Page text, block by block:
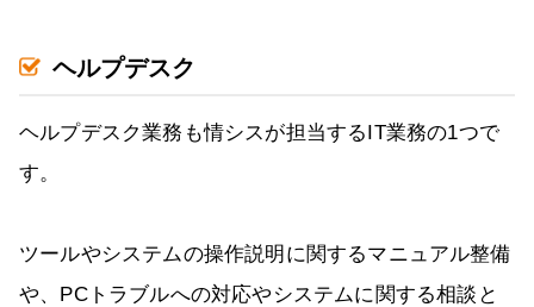
ヘルプデスク
ヘルプデスク業務も情シスが担当するIT業務の1つで
す。
ツールやシステムの操作説明に関するマニュアル整備
や、PCトラブルへの対応やシステムに関する相談と